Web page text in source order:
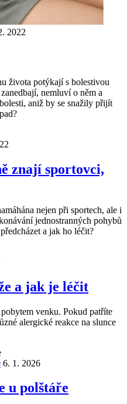
2022
života potýkají s bolestivou
nemluví o něm a
aniž by se snažily přijít
znají sportovci,
nejen při sportech, ale i
jednostranných pohybů
a jak ho léčit?
a jak je léčit
venku. Pokud patříte
alergické reakce na slunce
6. 1. 2026
u polštáře